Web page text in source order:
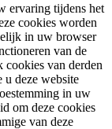
ervaring tijdens het
cookies worden
in uw browser
van de
cookies van derden
u deze website
in uw
om deze cookies
van deze